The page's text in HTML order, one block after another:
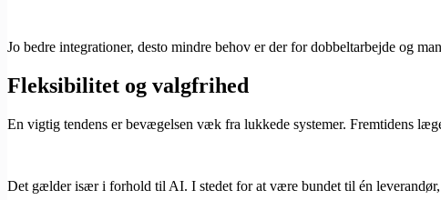
Jo bedre integrationer, desto mindre behov er der for dobbeltarbejde og
Fleksibilitet og valgfrihed
En vigtig tendens er bevægelsen væk fra lukkede systemer. Fremtidens
Det gælder især i forhold til AI. I stedet for at være bundet til én